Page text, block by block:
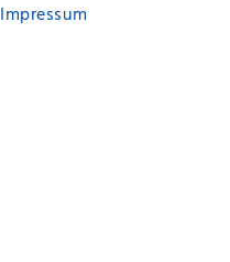
Impressum